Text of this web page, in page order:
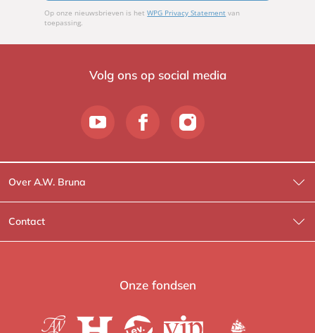
Op onze nieuwsbrieven is hetWPG Privacy Statement van
toepassing.
Volg ons op social media
Over A.W. Bruna
Wat wij doen
Wie is Wie?
Contact
Contactinformatie
Onze fondsen